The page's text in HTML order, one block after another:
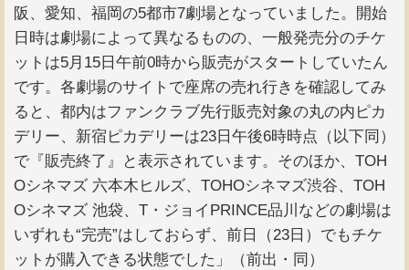
阪、愛知、福岡の5都市7劇場となっていました。開始
日時は劇場によって異なるものの、一般発売分のチケ
ットは5月15日午前0時から販売がスタートしていたん
です。各劇場のサイトで座席の売れ行きを確認してみ
ると、都内はファンクラブ先行販売対象の丸の内ピカ
デリー、新宿ピカデリーは23日午後6時時点（以下同）
で『販売終了』と表示されています。そのほか、TOH
Oシネマズ 六本木ヒルズ、TOHOシネマズ渋谷、TOH
Oシネマズ 池袋、T・ジョイPRINCE品川などの劇場は
いずれも“完売”はしておらず、前日（23日）でもチケ
ットが購入できる状態でした」（前出・同）